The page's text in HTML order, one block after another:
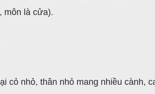
môn là cửa).
cỏ nhỏ, thân nhỏ mang nhiều cành,